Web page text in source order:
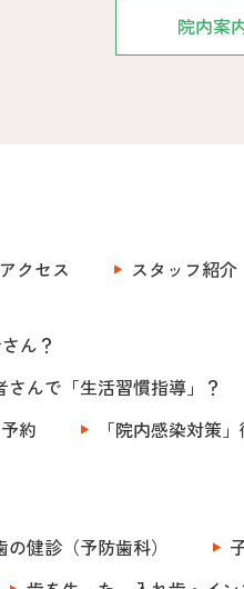
院内案
アクセス スタッフ紹介
ん？
さんで「生活習慣指導」？
約
「院内感染対策
健診（予防歯科）